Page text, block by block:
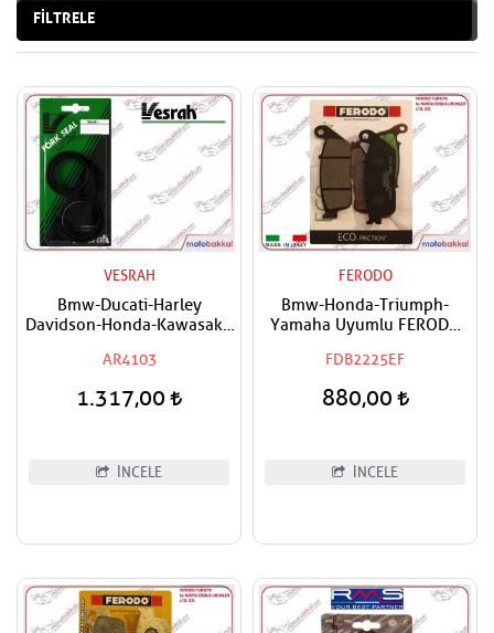
FİLTRELE
VESRAH
Bmw-Ducati-Harley
Davidson-Honda-Kawasaki-
Amortisör Yağ Keçesi
AR4103
1.317,00
İNCELE
FERODO
Bmw-Honda-Triumph-
Yamaha Uyumlu FERODO
FDB2225EF
880,00
İNCELE